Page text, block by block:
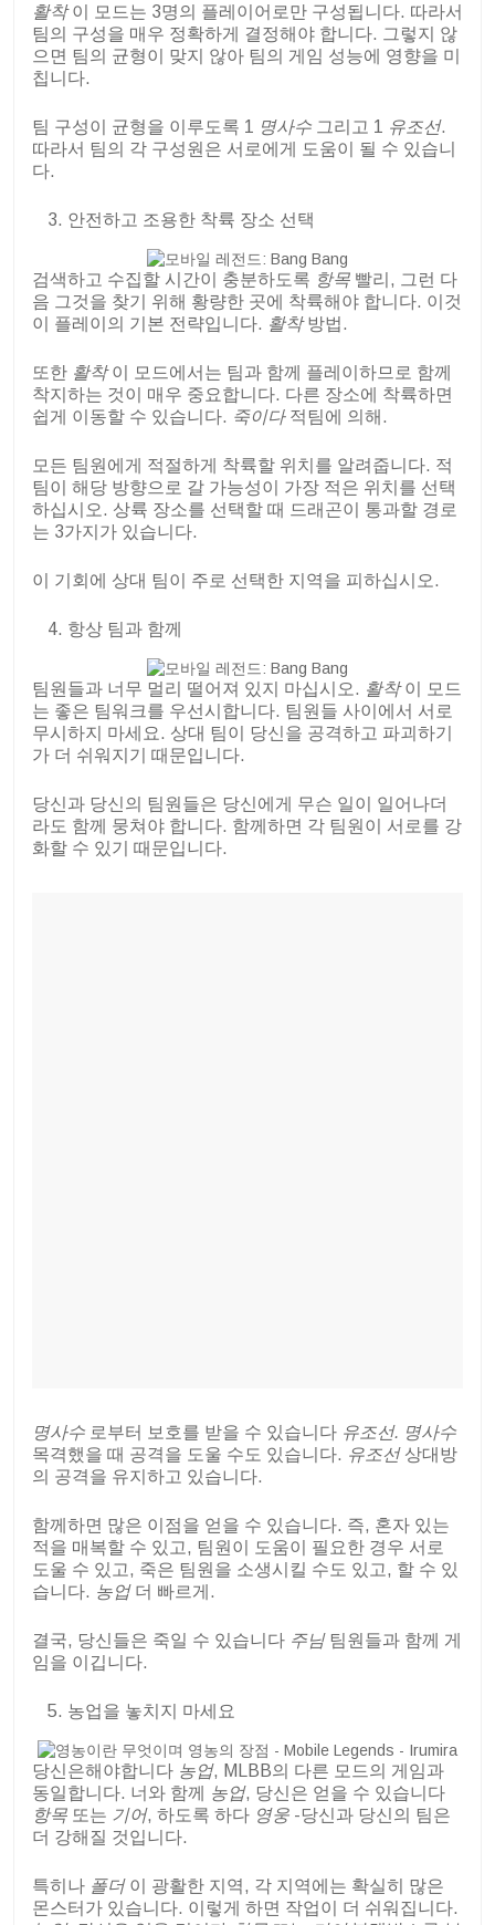
활착이 모드는 3명의 플레이어로만 구성됩니다. 따라서
팀의 구성을 매우 정확하게 결정해야 합니다. 그렇지 않
으면 팀의 균형이 맞지 않아 팀의 게임 성능에 영향을 미
칩니다.
팀 구성이 균형을 이루도록 1 명사수 그리고 1 유조선.
따라서 팀의 각 구성원은 서로에게 도움이 될 수 있습니
다.
안전하고 조용한 착륙 장소 선택
검색하고 수집할 시간이 충분하도록 항목 빨리, 그런 다
음 그것을 찾기 위해 황량한 곳에 착륙해야 합니다. 이것
이 플레이의 기본 전략입니다. 활착방법.
또한 활착이 모드에서는 팀과 함께 플레이하므로 함께
착지하는 것이 매우 중요합니다. 다른 장소에 착륙하면
쉽게 이동할 수 있습니다. 죽이다적팀에 의해.
모든 팀원에게 적절하게 착륙할 위치를 알려줍니다. 적
팀이 해당 방향으로 갈 가능성이 가장 적은 위치를 선택
하십시오. 상륙 장소를 선택할 때 드래곤이 통과할 경로
는 3가지가 있습니다.
이 기회에 상대 팀이 주로 선택한 지역을 피하십시오.
항상 팀과 함께
팀원들과 너무 멀리 떨어져 있지 마십시오. 활착이 모드
는 좋은 팀워크를 우선시합니다. 팀원들 사이에서 서로
무시하지 마세요. 상대 팀이 당신을 공격하고 파괴하기
가 더 쉬워지기 때문입니다.
당신과 당신의 팀원들은 당신에게 무슨 일이 일어나더
라도 함께 뭉쳐야 합니다. 함께하면 각 팀원이 서로를 강
화할 수 있기 때문입니다.
명사수 로부터 보호를 받을 수 있습니다 유조선. 명사수
목격했을 때 공격을 도울 수도 있습니다. 유조선상대방
의 공격을 유지하고 있습니다.
함께하면 많은 이점을 얻을 수 있습니다. 즉, 혼자 있는
적을 매복할 수 있고, 팀원이 도움이 필요한 경우 서로
도울 수 있고, 죽은 팀원을 소생시킬 수도 있고, 할 수 있
습니다. 농업더 빠르게.
결국, 당신들은 죽일 수 있습니다 주님팀원들과 함께 게
임을 이깁니다.
농업을 놓치지 마세요
당신은해야합니다 농업, MLBB의 다른 모드의 게임과
동일합니다. 너와 함께
농업, 당신은 얻을 수 있습니다
항목 또는 기어, 하도록 하다 영웅 -당신과 당신의 팀은
더 강해질 것입니다.
특히나 폴더이 광활한 지역, 각 지역에는 확실히 많은
몬스터가 있습니다. 이렇게 하면 작업이 더 쉬워집니다.